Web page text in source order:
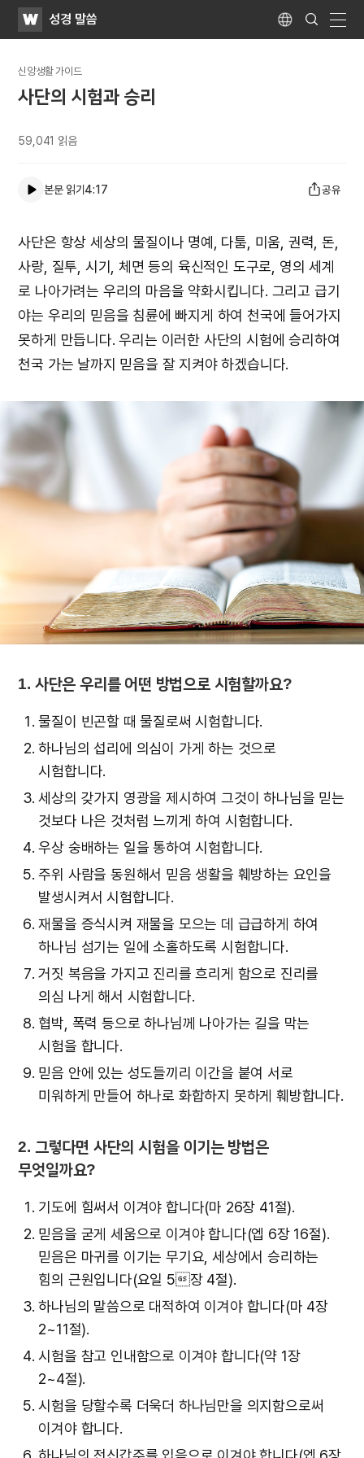
WATV성경 말씀 Language
Search
Submit
신앙생활 가이드
사단의 시험과 승리
59,041 읽음
본문 읽기4:17 공유
사단은 항상 세상의 물질이나 명예, 다툼, 미움, 권력, 돈,
사랑, 질투, 시기, 체면 등의 육신적인 도구로, 영의 세계
로 나아가려는 우리의 마음을 약화시킵니다. 그리고 급기
야는 우리의 믿음을 침륜에 빠지게 하여 천국에 들어가지
못하게 만듭니다. 우리는 이러한 사단의 시험에 승리하여
천국 가는 날까지 믿음을 잘 지켜야 하겠습니다.
1. 사단은 우리를 어떤 방법으로 시험할까요?
물질이 빈곤할 때 물질로써 시험합니다.
하나님의 섭리에 의심이 가게 하는 것으로
시험합니다.
세상의 갖가지 영광을 제시하여 그것이 하나님을 믿는
것보다 나은 것처럼 느끼게 하여 시험합니다.
우상 숭배하는 일을 통하여 시험합니다.
주위 사람을 동원해서 믿음 생활을 훼방하는 요인을
발생시켜서 시험합니다.
재물을 증식시켜 재물을 모으는 데 급급하게 하여
하나님 섬기는 일에 소홀하도록 시험합니다.
거짓 복음을 가지고 진리를 흐리게 함으로 진리를
의심 나게 해서 시험합니다.
협박, 폭력 등으로 하나님께 나아가는 길을 막는
시험을 합니다.
믿음 안에 있는 성도들끼리 이간을 붙여 서로
미워하게 만들어 하나로 화합하지 못하게 훼방합니다.
2. 그렇다면 사단의 시험을 이기는 방법은
무엇일까요?
기도에 힘써서 이겨야 합니다(마 26장 41절).
믿음을 굳게 세움으로 이겨야 합니다(엡 6장 16절).
믿음은 마귀를 이기는 무기요, 세상에서 승리하는
힘의 근원입니다(요일 5장 4절).
하나님의 말씀으로 대적하여 이겨야 합니다(마 4장
2~11절).
시험을 참고 인내함으로 이겨야 합니다(약 1장
2~4절).
시험을 당할수록 더욱더 하나님만을 의지함으로써
이겨야 합니다.